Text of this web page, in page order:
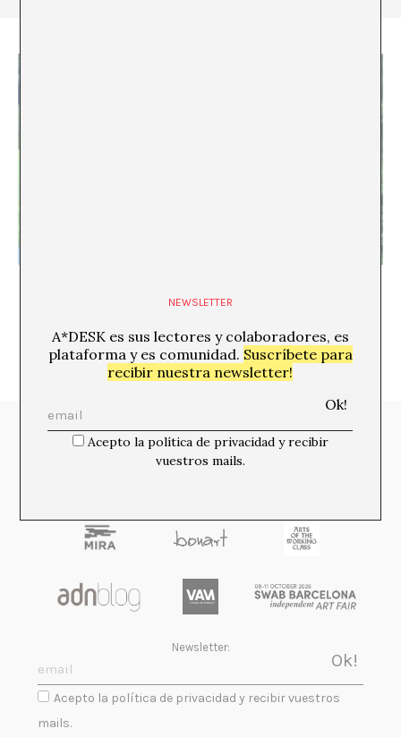
Media Partners:
Newsletter:
Acepto la política de privacidad y recibir vuestros
mails.
NEWSLETTER
A*DESK es sus lectores y colaboradores, es
plataforma y es comunidad. Suscríbete para
recibir nuestra newsletter!
Acepto la política de privacidad y recibir
vuestros mails.